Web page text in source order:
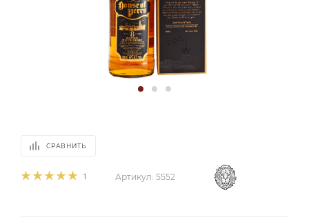
СРАВНИТЬ
1 Артикул: 5552